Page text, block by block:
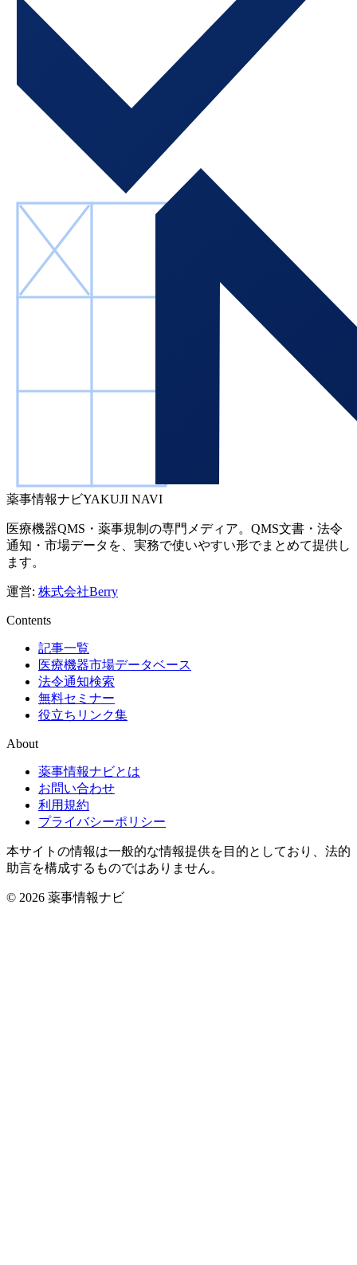
薬事情報ナビYAKUJI NAVI
医療機器QMS・薬事規制の専門メディア。QMS文書・法令
通知・市場データを、実務で使いやすい形でまとめて提供し
ます。
運営: 株式会社Berry
Contents
記事一覧
医療機器市場データベース
法令通知検索
無料セミナー
役立ちリンク集
About
薬事情報ナビとは
お問い合わせ
利用規約
プライバシーポリシー
本サイトの情報は一般的な情報提供を目的としており、法的
助言を構成するものではありません。
© 2026 薬事情報ナビ